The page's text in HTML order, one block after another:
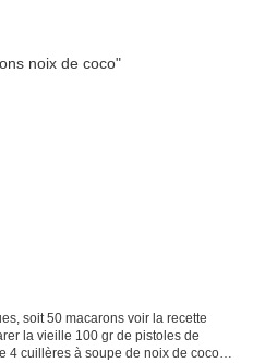
soit 50 macarons voir la recette
la vieille 100 gr de pistoles de
4 cuillères à soupe de noix de coco